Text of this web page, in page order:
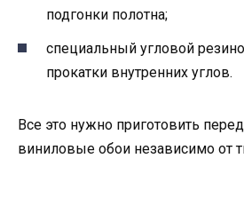
подгонки полотна;
специальный угловой
прокатки внутренних углов.
Все это нужно приготовить
виниловые обои независимо от